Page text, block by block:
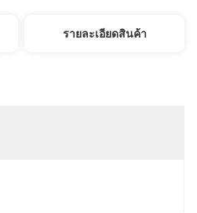
รายละเอียดสินค้า